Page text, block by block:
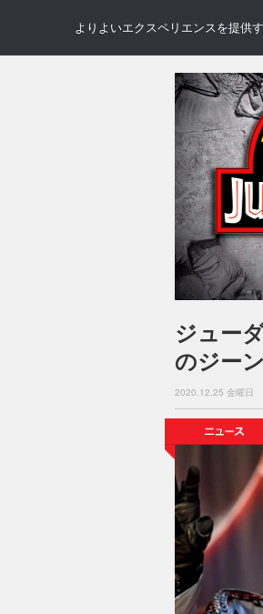
ジュー
のジー
2020.12.25 金曜日
よりよいエクスペリエンスを提供